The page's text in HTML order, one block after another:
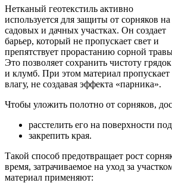
Нетканый геотекстиль активно
используется для защиты от сорняков на
садовых и дачных участках. Он создает
барьер, который не пропускает свет и
препятствует прорастанию сорной
Это позволяет сохранить чистоту грядок
и клумб. При этом материал пропускает
влагу, не создавая эффекта «парника».
Чтобы уложить полотно от сорняков,
расстелить его на поверхности
закрепить края.
Такой способ предотвращает рост
время, затрачиваемое на уход за
материал применяют: